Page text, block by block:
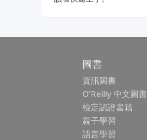
圖書
資訊圖書
O'Reilly 中文圖書
檢定認證書籍
親子學習
語言學習